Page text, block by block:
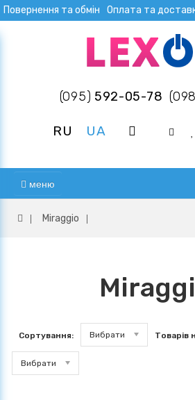
Повернення та обмін Оплата та
(095) 592-05-78
RU UA
меню
Miraggio
Сортування: Вибрати Товарів
Вибрати